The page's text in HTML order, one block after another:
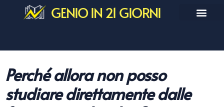
GENIO IN 21 GIORNI
Perché allora non posso
studiare direttamente dalle